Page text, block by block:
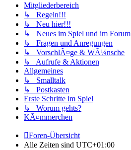
Mitgliederbereich
↳ Regeln!!!
↳ Neu hier!!!
↳ Neues im Spiel und im Forum
↳ Fragen und Anregungen
↳ VorschlÃ¤ge & WÃ¼nsche
↳ Aufrufe & Aktionen
Allgemeines
↳ Smalltalk
↳ Postkasten
Erste Schritte im Spiel
↳ Worum gehts?
KÃ¤mmerchen
Foren-Übersicht
Alle Zeiten sind UTC+01:00